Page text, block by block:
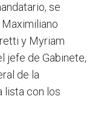
se
y Myriam
jefe de Gabinete,
de la
lista con los